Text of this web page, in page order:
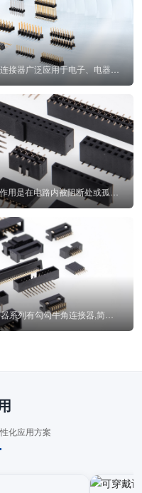
排母连接器Female Header，排母连接器作用是在电路内被阻断处或孤立不通...
化应用方案